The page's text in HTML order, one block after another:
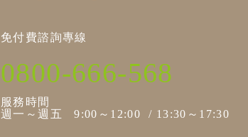
免付費諮詢專線
0800-666-568
服務時間
週一～週五 9:00～12:00 / 13:30～17:30